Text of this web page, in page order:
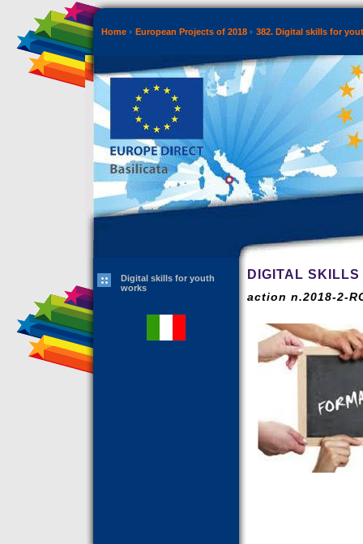
Home European Projects of 2018 382. Digital skills for
Digital skills for youth
works
DIGITAL
action n.2018-2-